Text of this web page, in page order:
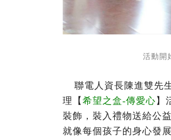
活動開
聯電人資長陳進雙先
理【 希望之盒-傳愛心 】
裝飾，裝入禮物送給公
就像每個孩子的身心發